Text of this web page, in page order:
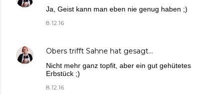
Ja, Geist kann man eben nie genug haben ;)
8.12.16
Obers trifft Sahne hat gesagt…
Nicht mehr ganz topfit, aber ein gut gehütetes
Erbstück ;)
8.12.16